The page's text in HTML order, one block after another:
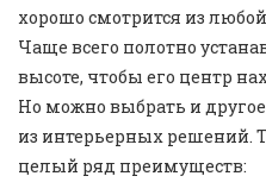
хорошо смотрится из
Чаще всего полотно
высоте, чтобы его центр
Но можно выбрать и
из интерьерных решений.
целый ряд преимуществ: